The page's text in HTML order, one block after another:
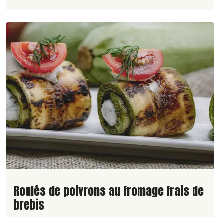
Lire la suite de la recette
Roulés de poivrons au fromage frais de
brebis